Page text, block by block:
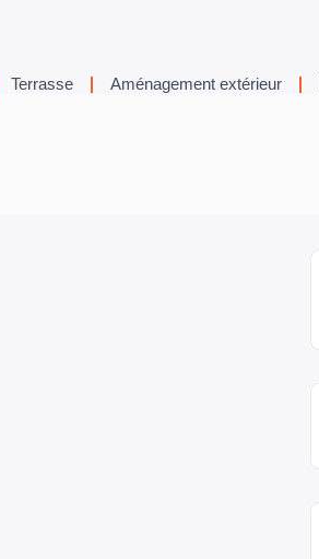
Terrasse Aménagement extérieur